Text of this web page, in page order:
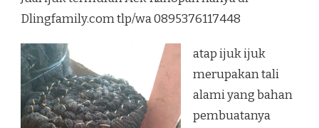
AEK
Dlingfamily.com tlp/wa 0895376117448
atap ijuk ijuk
merupakan tali
alami yang bahan
pembuatanya